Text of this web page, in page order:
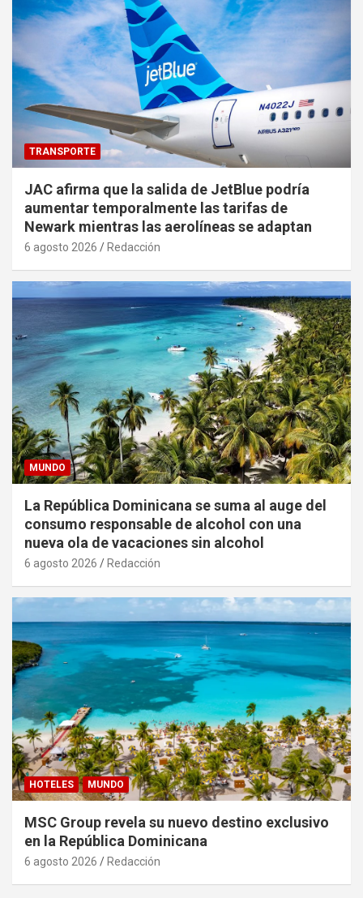
TRANSPORTE
JAC afirma que la salida de JetBlue podría
aumentar temporalmente las tarifas de
Newark mientras las aerolíneas se adaptan
6 agosto 2026 Redacción
MUNDO
La República Dominicana se suma al auge del
consumo responsable de alcohol con una
nueva ola de vacaciones sin alcohol
6 agosto 2026 Redacción
HOTELES MUNDO
MSC Group revela su nuevo destino exclusivo
en la República Dominicana
6 agosto 2026 Redacción